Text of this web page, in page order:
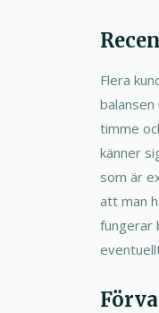
Flera
timme
känner
som är
att man
fungerar